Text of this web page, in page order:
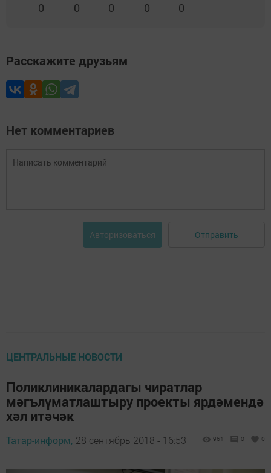
0 0 0 0 0
Расскажите друзьям
Нет комментариев
Авторизоваться Отправить
ЦЕНТРАЛЬНЫЕ НОВОСТИ
Поликлиникалардагы чиратлар
мәгълүматлаштыру проекты ярдәмендә
хәл итәчәк
Татар-информ, 28 сентябрь 2018 - 16:53 961 0 0